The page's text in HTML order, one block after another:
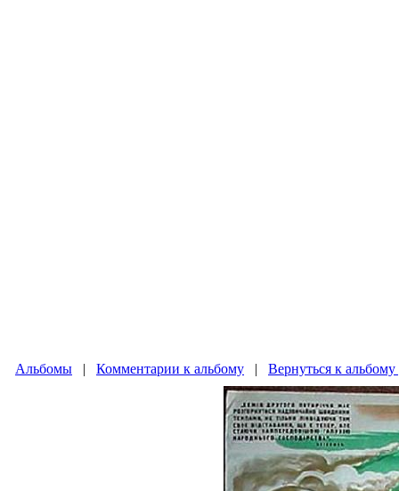
Альбомы | Комментарии к альбому | Вернуться к